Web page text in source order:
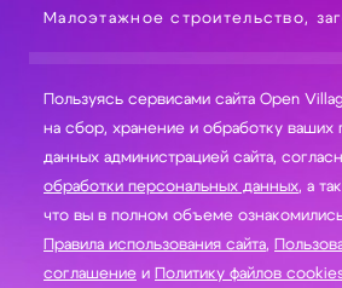
Малоэтажное строительство,
Пользуясь сервисами сайта Open
на сбор, хранение и обработку ваших персональных
данных администрацией сайта,
обработки персональных данных, а
что вы в полном объеме
Правила использования сайта,
соглашение и Политику файлов